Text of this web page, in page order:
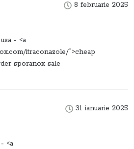
8 februarie 2025
- <a
itraconazole/">cheap
sporanox sale
31 ianuarie 2025
<a